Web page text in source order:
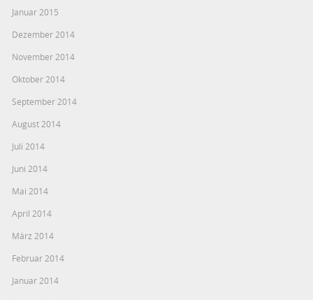
Januar 2015
Dezember 2014
November 2014
Oktober 2014
September 2014
August 2014
Juli 2014
Juni 2014
Mai 2014
April 2014
März 2014
Februar 2014
Januar 2014